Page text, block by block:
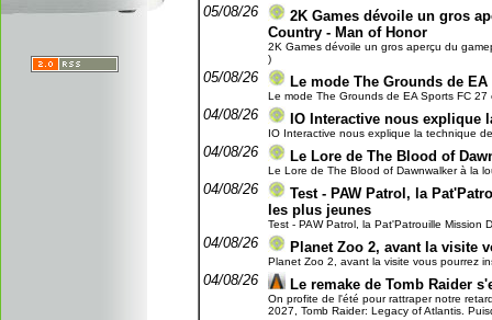
05/08/26
2K Games dévoile un gros
Country - Man of Honor
2K Games dévoile un gros aperçu du
)
05/08/26 Le mode The Grounds de
Le mode The Grounds de EA Sports FC
04/08/26 IO Interactive nous explique
IO Interactive nous explique la technique
04/08/26 Le Lore de The Blood of
Le Lore de The Blood of Dawnwalker à la
04/08/26
Test - PAW Patrol, la
les plus jeunes
Test - PAW Patrol, la Pat'Patrouille
04/08/26 Planet Zoo 2, avant la visite
Planet Zoo 2, avant la visite vous pourrez
04/08/26 Le remake de Tomb Raider
On profite de l'été pour rattraper notre
2027, Tomb Raider: Legacy of Atlantis.